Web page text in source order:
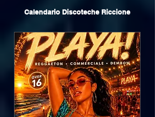
Calendario Discoteche Riccione